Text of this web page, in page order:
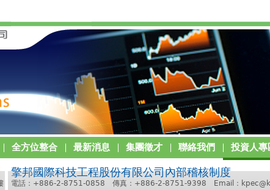
全方位整合 最新消息 集團徵才 聯絡我們 投資人專
擎邦國際科技工程股份有限公司內部稽核制度
樓 電話：+886-2-8751-0858 傳真：+886-2-8751-9398 Email：